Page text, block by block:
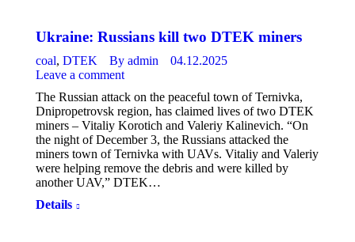
Ukraine: Russians kill two DTEK miners
coal, DTEK By admin
04.12.2025
Leave a comment
The Russian attack on the peaceful town of Ternivka,
Dnipropetrovsk region, has claimed lives of two DTEK
miners – Vitaliy Korotich and Valeriy Kalinevich. “On
the night of December 3, the Russians attacked the
miners town of Ternivka with UAVs. Vitaliy and Valeriy
were helping remove the debris and were killed by
another UAV,” DTEK…
Details